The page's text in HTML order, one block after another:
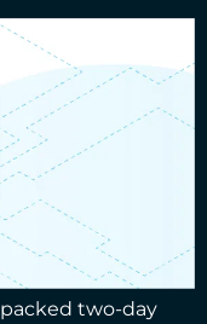
two-day